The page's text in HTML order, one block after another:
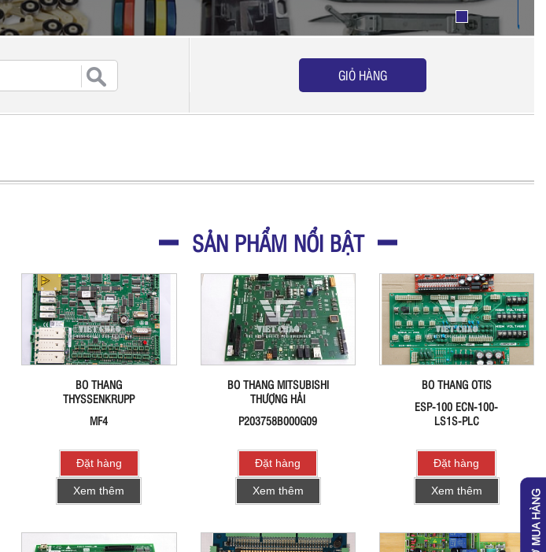
GIỎ HÀNG
SẢN PHẨM NỔI BẬT
BO THANG
THYSSENKRUPP
MF4
Đặt hàng
Xem thêm
BO THANG MITSUBISHI
THƯỢNG HẢI
P203758B000G09
Đặt hàng
Xem thêm
BO THANG OTIS
ESP-100 ECN-100-
LS1S-PLC
Đặt hàng
Xem thêm